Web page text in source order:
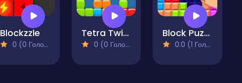
Blockzzle
0 (0 Голосів)
Tetra Twist
0 (0 Голосів)
Block Puzzle Blaster
0.0 (1 Голосів)